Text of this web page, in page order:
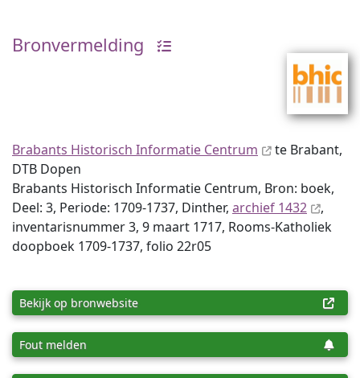
Bronvermelding
Brabants Historisch Informatie Centrum
te Brabant,
DTB Dopen
Brabants Historisch Informatie Centrum, Bron: boek,
Deel: 3, Periode: 1709-1737, Dinther, archief 1432
,
inventaris­num­mer 3, 9 maart 1717, Rooms-Katholiek
doopboek 1709-1737, folio 22r05
Bekijk op bronwebsite
Fout melden